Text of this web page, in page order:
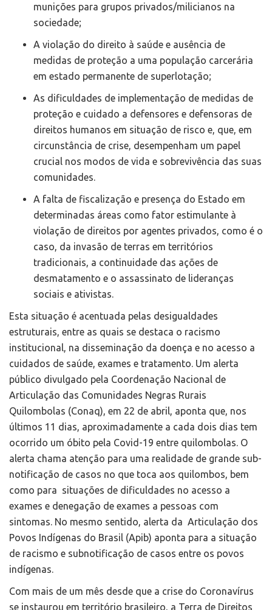
munições para grupos privados/milicianos na
sociedade;
A violação do direito à saúde e ausência de
medidas de proteção a uma população carcerária
em estado permanente de superlotação;
As dificuldades de implementação de medidas de
proteção e cuidado a defensores e defensoras de
direitos humanos em situação de risco e, que, em
circunstância de crise, desempenham um papel
crucial nos modos de vida e sobrevivência das suas
comunidades.
A falta de fiscalização e presença do Estado em
determinadas áreas como fator estimulante à
violação de direitos por agentes privados, como é o
caso, da invasão de terras em territórios
tradicionais, a continuidade das ações de
desmatamento e o assassinato de lideranças
sociais e ativistas.
Esta situação é acentuada pelas desigualdades
estruturais, entre as quais se destaca o racismo
institucional, na disseminação da doença e no acesso a
cuidados de saúde, exames e tratamento. Um alerta
público divulgado pela Coordenação Nacional de
Articulação das Comunidades Negras Rurais
Quilombolas (Conaq), em 22 de abril, aponta que, nos
últimos 11 dias, aproximadamente a cada dois dias tem
ocorrido um óbito pela Covid-19 entre quilombolas. O
alerta chama atenção para uma realidade de grande sub-
notificação de casos no que toca aos quilombos, bem
como para situações de dificuldades no acesso a
exames e denegação de exames a pessoas com
sintomas. No mesmo sentido, alerta da Articulação dos
Povos Indígenas do Brasil (Apib) aponta para a situação
de racismo e subnotificação de casos entre os povos
indígenas.
Com mais de um mês desde que a crise do Coronavírus
se instaurou em território brasileiro, a Terra de Direitos